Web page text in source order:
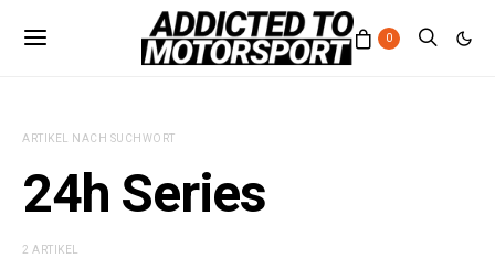
0
ARTIKEL NACH SUCHWORT
24h Series
2 ARTIKEL